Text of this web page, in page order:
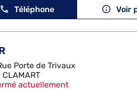
Téléphone
Voir
Porte de Trivaux
actuellement